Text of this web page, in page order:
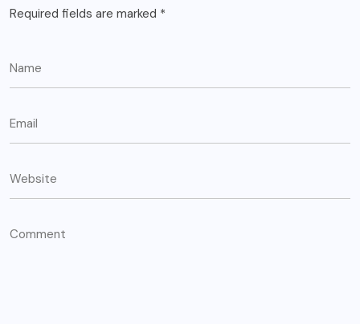
Required fields are marked *